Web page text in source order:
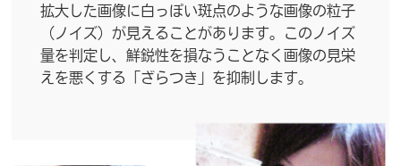
拡大した画像に白っぽい斑点のような画像の粒子
（ノイズ）が見えることがあります。このノイズ
量を判定し、鮮鋭性を損なうことなく画像の見栄
えを悪くする「ざらつき」を抑制します。